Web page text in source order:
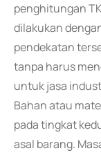
penghitungan
dilakukan
pendekatan
tanpa harus
untuk jasa
Bahan atau
pada tingkat
asal barang.